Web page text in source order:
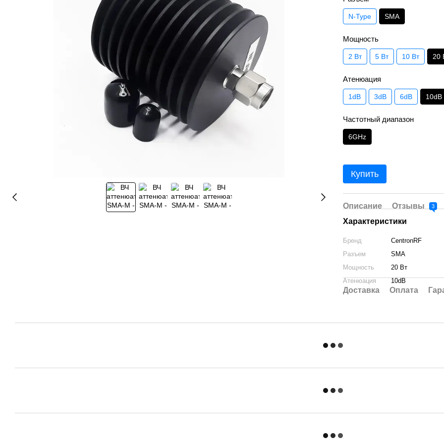
N-Type SMA
Мощность
2 Вт 5 Вт 10 Вт 20
Атенюация
1dB 3dB 6dB 10dB
Частотный диапазон
6GHz
Купить
Описание Отзывы 3
Характеристики
Бренд
CentronRF
Разъем
SMA
Мощность
20 Вт
Атенюация
10dB
Доставка Оплата